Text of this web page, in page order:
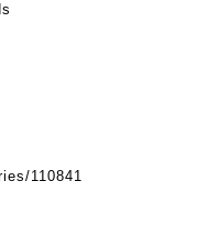
110841